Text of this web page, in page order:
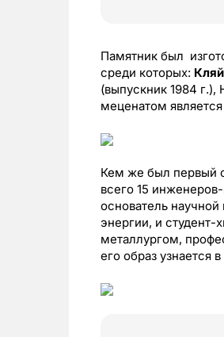
Памятник был
среди которых:
(выпускник 1984 г.),
меценатом является
Кем же был первый
всего 15
основатель
энергии, и студент-
металлургом,
его образ узнается